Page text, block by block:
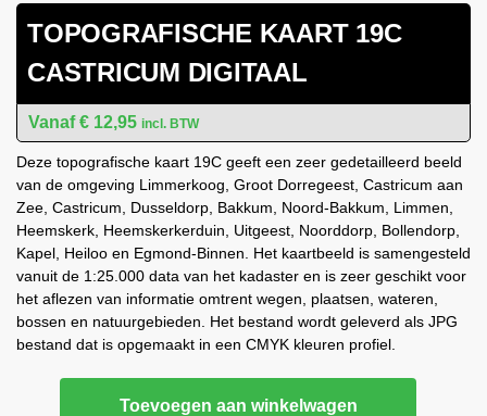
TOPOGRAFISCHE KAART 19C
CASTRICUM DIGITAAL
€ 12,95 incl. BTW
Deze topografische kaart 19C geeft een zeer gedetailleerd beeld
van de omgeving Limmerkoog, Groot Dorregeest, Castricum aan
Zee, Castricum, Dusseldorp, Bakkum, Noord-Bakkum, Limmen,
Heemskerk, Heemskerkerduin, Uitgeest, Noorddorp, Bollendorp,
Kapel, Heiloo en Egmond-Binnen. Het kaartbeeld is samengesteld
vanuit de 1:25.000 data van het kadaster en is zeer geschikt voor
het aflezen van informatie omtrent wegen, plaatsen, wateren,
bossen en natuurgebieden. Het bestand wordt geleverd als JPG
bestand dat is opgemaakt in een CMYK kleuren profiel.
Toevoegen aan winkelwagen